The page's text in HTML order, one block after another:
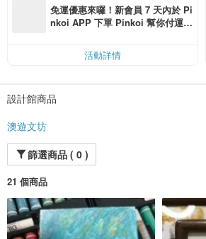
我們會收集在願望清單中。
我們是來自澳門的設計師，歡迎來自各地的你們查詢。
免運優惠來囉！新會員 7 天內於 Pi
nkoi APP 下單 Pinkoi 幫你付運
活動詳情
設計館商品
澳遊文坊
篩選商品 ( 0 )
21 個商品